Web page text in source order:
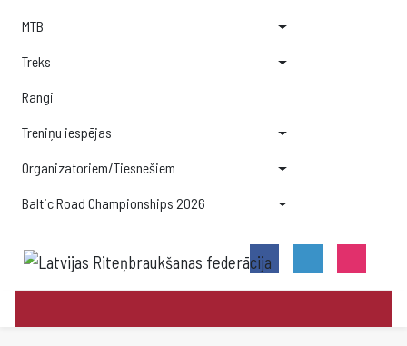
MTB
Treks
Rangi
Treniņu iespējas
Organizatoriem/Tiesnešiem
Baltic Road Championships 2026